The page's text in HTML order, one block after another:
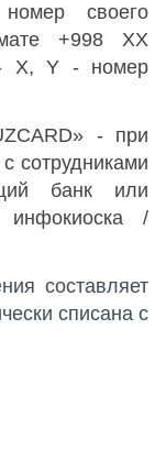
своего
+998 XX
- X, Y - номер
- при
сотрудниками
банк или
/
составляет
списана с